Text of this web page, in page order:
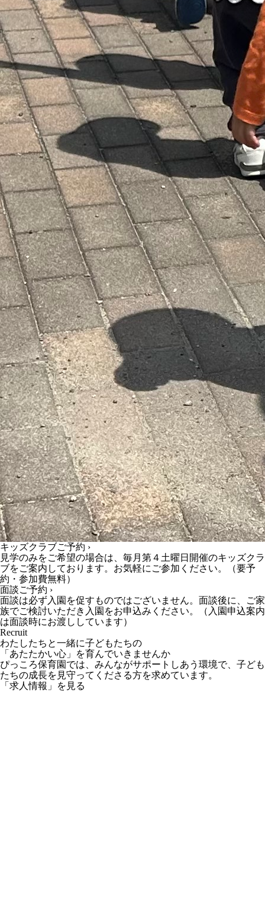
キッズクラブご予約 ›
見学のみをご希望の場合は、毎月第４土曜日開催のキッズクラ
ブをご案内しております。お気軽にご参加ください。（要予
約・参加費無料）
面談ご予約 ›
面談は必ず入園を促すものではございません。面談後に、ご家
族でご検討いただき入園をお申込みください。（入園申込案内
は面談時にお渡ししています）
Recruit
わたしたちと一緒に子どもたちの
「あたたかい心」を育んでいきませんか
ぴっころ保育園では、みんながサポートしあう環境で、子ども
たちの成長を見守ってくださる方を求めています。
「求人情報」を見る